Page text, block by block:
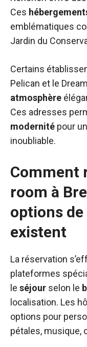
Ces
emblématiques
Jardin du
Certains
Pelican et le
atmosphère
Ces adresses
modernité pour un
inoubliable.
Comment
room à
options
existent
La réservation
plateformes
le séjour selon le
localisation. Les
options pour
pétales, musique,